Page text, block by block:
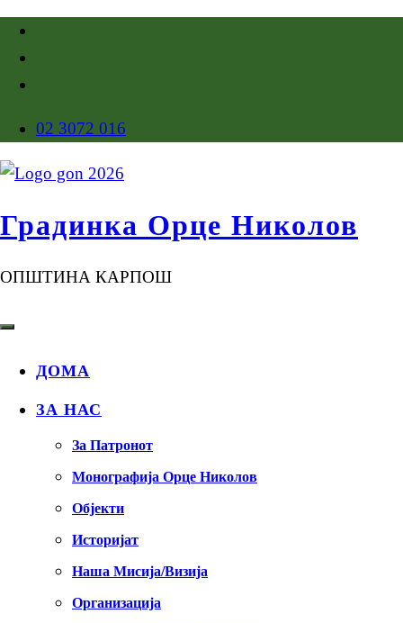
02 3072 016
Градинка Орце Николов
ОПШТИНА КАРПОШ
ДОМА
ЗА НАС
За Патронот
Монографија Орце Николов
Објекти
Историјат
Наша Мисија/Визија
Организација